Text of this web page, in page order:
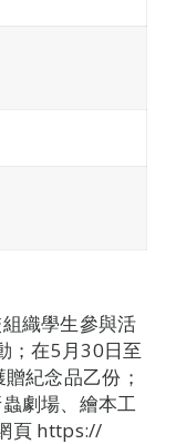
織學生參與活
；在5月30日至
紀念品乙份；
劇場、繪本工
頁 https://